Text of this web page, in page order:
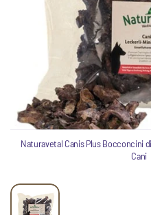
Naturavetal Canis Plus Bocconcini
Cani